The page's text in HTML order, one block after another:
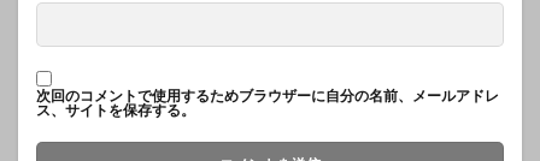
次回のコメントで使用するためブラウザーに自分の名前、メールアドレ
ス、サイトを保存する。